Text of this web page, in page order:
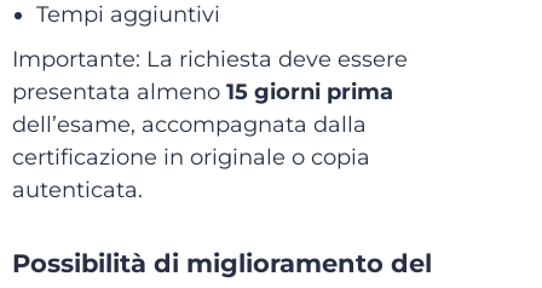
Tempi aggiuntivi
Importante: La richiesta deve essere
presentata almeno 15 giorni prima
dell’esame, accompagnata dalla
certificazione in originale o copia
autenticata.
Possibilità di miglioramento del